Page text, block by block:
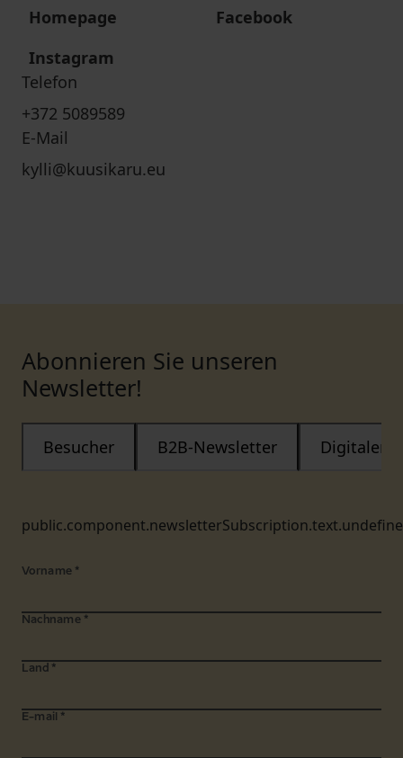
Homepage
Facebook
Instagram
Telefon
+372 5089589
E-Mail
kylli@kuusikaru.eu
Abonnieren Sie unseren
Newsletter!
Besucher B2B-Newsletter Digitaler
Vorname *
Nachname *
Land *
E-mail *